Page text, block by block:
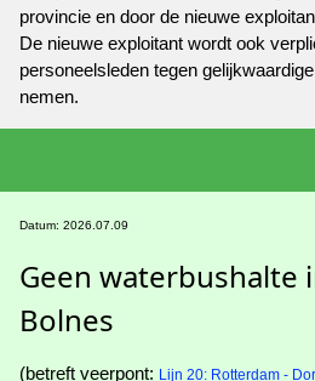
provincie en door de nieuwe
De nieuwe exploitant wordt ook
personeelsleden tegen
nemen.
Datum: 2026.07.09
Geen waterbushalte
Bolnes
(betreft veerpont: Lijn 20: Rotterdam -